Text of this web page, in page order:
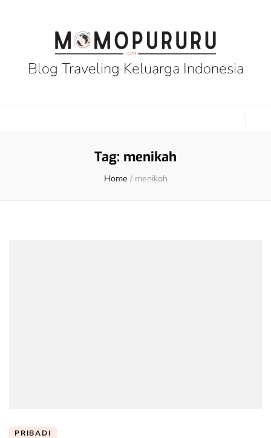
Blog Traveling Keluarga Indonesia
Tag: menikah
Home / menikah
PRIBADI